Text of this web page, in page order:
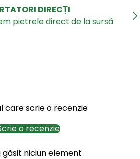
DIRECȚI
pietrele direct de la sursă
care scrie o recenzie
o recenzie
găsit niciun element